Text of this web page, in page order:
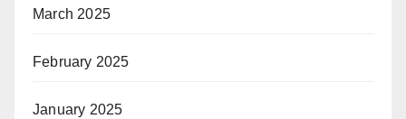
March 2025
February 2025
January 2025